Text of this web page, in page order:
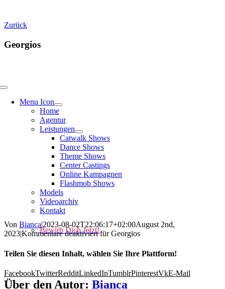
Menu Icon
Home
Agentur
Leistungen
Catwalk Shows
Dance Shows
Theme Shows
Center Castings
Online Kampagnen
Flashmob Shows
Models
Videoarchiv
Kontakt
Bewirb Dich Jetzt!
Zurück
Georgios
Von Bianca|2023-08-02T22:06:17+02:00August 2nd,
2023|Kommentare deaktiviertfür Georgios
Teilen Sie diesen Inhalt, wählen Sie Ihre Plattform!
FacebookTwitterRedditLinkedInTumblrPinterestVkE-Mail
Über den Autor: Bianca